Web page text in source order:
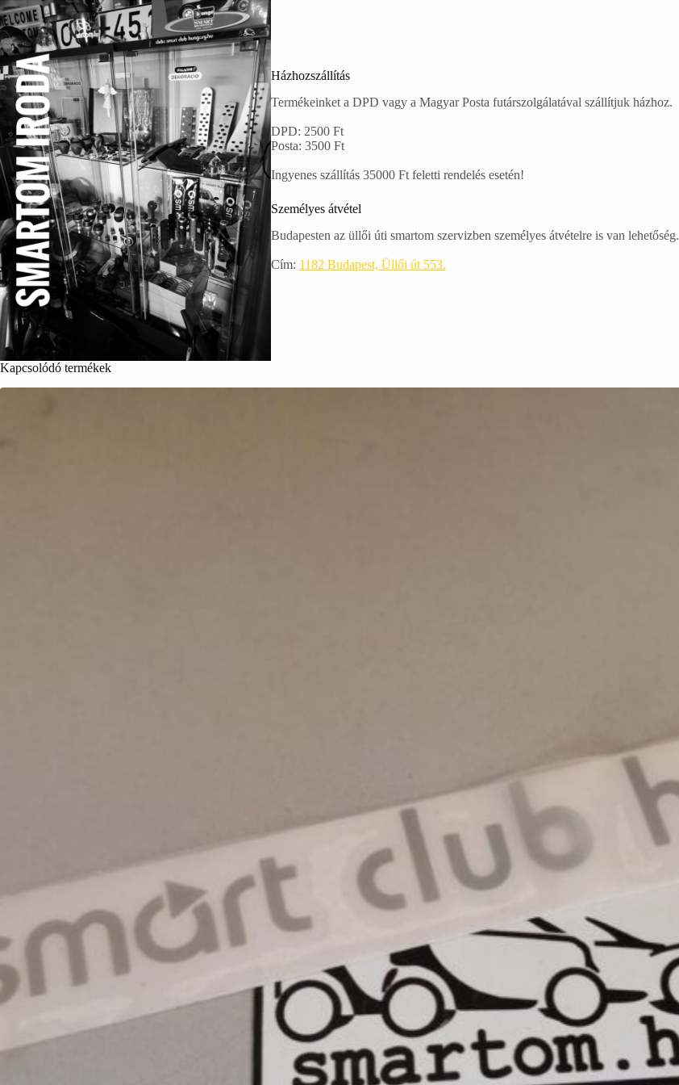
Házhozszállítás
Termékeinket a DPD vagy a Magyar Posta futárszolgálatával szállítjuk házhoz.
DPD: 2500 Ft
Posta: 3500 Ft
Ingyenes szállítás 35000 Ft feletti rendelés esetén!
Személyes átvétel
Budapesten az üllői úti smartom szervizben személyes átvételre is van lehetőség.
Cím: 1182 Budapest, Üllői út 553.
Kapcsolódó termékek